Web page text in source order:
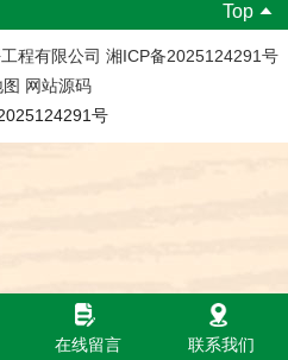
Top
程有限公司 湘ICP备2025124291号
网站源码
号
在线留言 联系我们